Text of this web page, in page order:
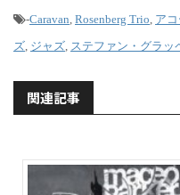
-Caravan Rosenberg Trio ア
ズ ジャズ ステファン・グラッ
関連記事